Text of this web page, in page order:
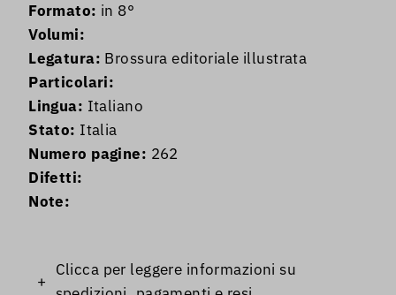
Formato: in 8°
Volumi:
Legatura: Brossura editoriale illustrata
Particolari:
Lingua: Italiano
Stato: Italia
Numero pagine: 262
Difetti:
Note:
+
Clicca per leggere informazioni su